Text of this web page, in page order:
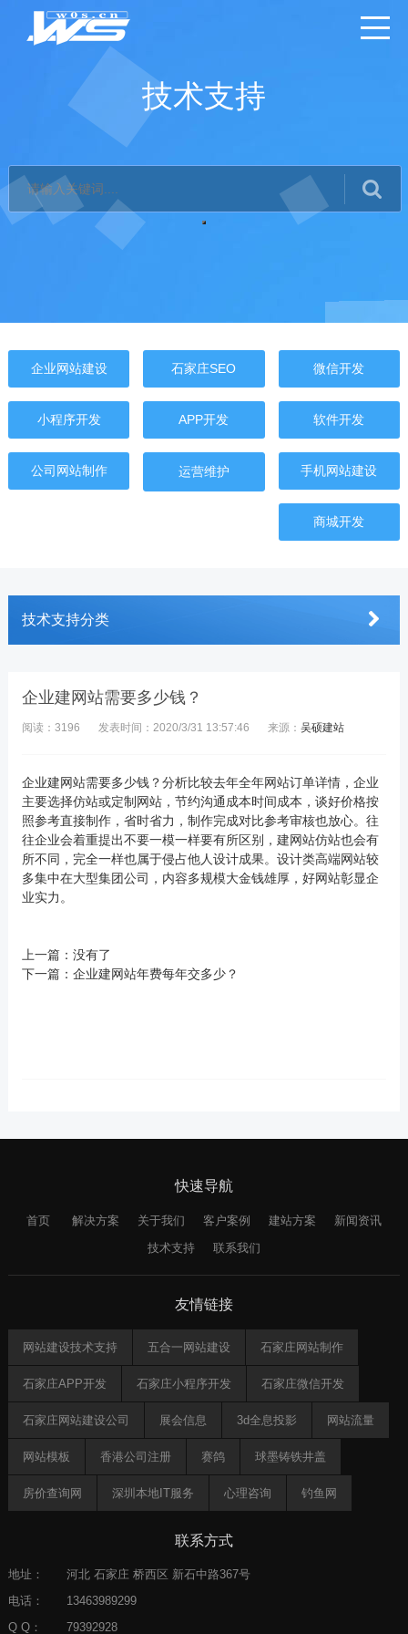
技术支持
企业网站建设 石家庄SEO 微信开发
小程序开发 APP开发 软件开发
公司网站制作 运营维护 手机网站建设
商城开发
技术支持分类
企业建网站需要多少钱？
阅读：3196 发表时间：2020/3/31 13:57:46 来源： 吴硕建站
企业建网站需要多少钱？分析比较去年全年网站订单详情，企业
主要选择仿站或定制网站，节约沟通成本时间成本，谈好价格按
照参考直接制作，省时省力，制作完成对比参考审核也放心。往
往企业会着重提出不要一模一样要有所区别，建网站仿站也会有
所不同，完全一样也属于侵占他人设计成果。设计类高端网站较
多集中在大型集团公司，内容多规模大金钱雄厚，好网站彰显企
业实力。
上一篇：没有了
下一篇： 企业建网站年费每年交多少？
快速导航
首页 解决方案 关于我们 客户案例 建站方案
新闻资讯
技术支持
联系我们
友情链接
网站建设技术支持 五合一网站建设 石家庄网站制作
石家庄APP开发 石家庄小程序开发 石家庄微信开发
石家庄网站建设公司 展会信息 3d全息投影 网站流量
网站模板 香港公司注册 赛鸽 球墨铸铁井盖
房价查询网 深圳本地IT服务 心理咨询 钓鱼网
天征靓号网
ISO认证
联系方式
地址：
河北 石家庄 桥西区 新石中路367号
电话：
13463989299
Q Q：
79392928